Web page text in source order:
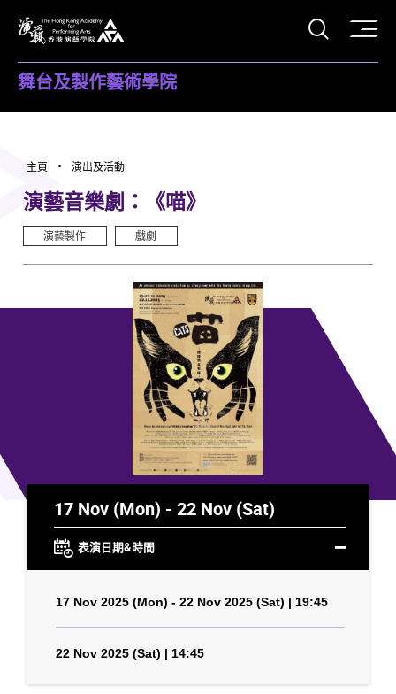
打開
舞台及製作藝術學院
主頁 演出及活動
演藝音樂劇：《喵》
演藝製作 戲劇
17 Nov (Mon) - 22 Nov (Sat)
表演日期&時間
17 Nov 2025 (Mon) - 22 Nov 2025 (Sat) | 19:45
22 Nov 2025 (Sat) | 14:45